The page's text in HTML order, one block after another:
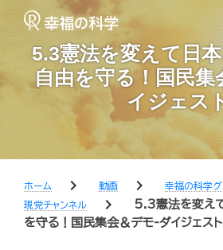
5.3憲法を変えて日
自由を守る！国民集
イジェス
ホーム chevron_right 動画 chevron_right 幸福の科学
現党チャンネル
chevron_right
5.3憲法を変え
を守る！国民集会＆デモ-ダイジェスト